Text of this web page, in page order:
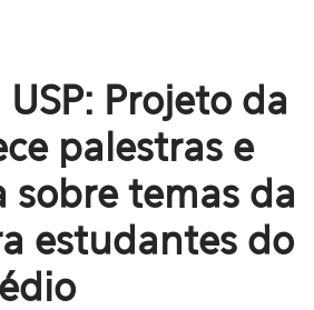
Projeto da
palestras e
sobre temas da
estudantes do